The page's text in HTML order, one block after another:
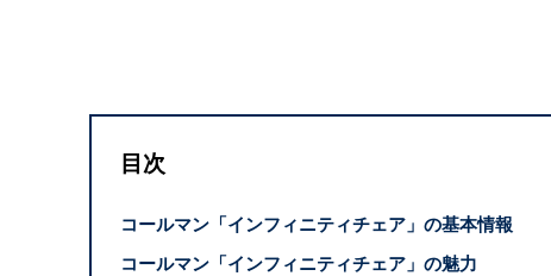
目次
コールマン「インフィニティチェア」の基本情報
コールマン「インフィニティチェア」の魅力